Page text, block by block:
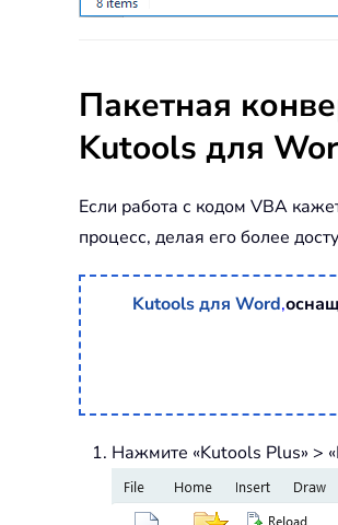
Пакетная
Kutools для
Если работа с кодом VBA
процесс, делая его более
Kutools для Word,
Нажмите «Kutools Plus» >